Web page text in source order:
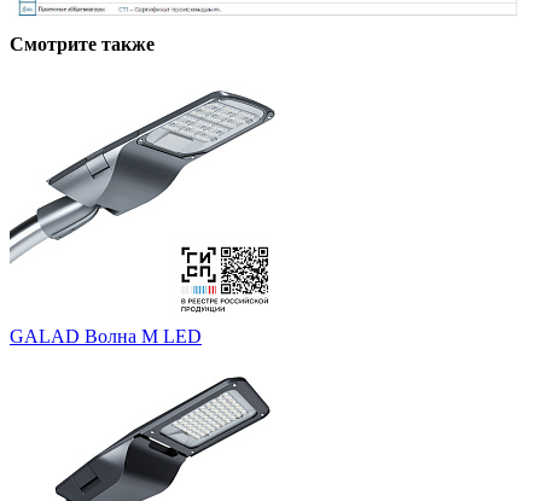
Смотрите также
GALAD Волна M LED